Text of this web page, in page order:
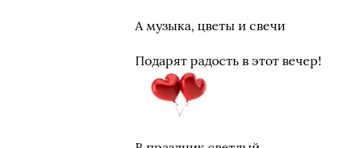
А музыка, цветы и свечи
Подарят радость в этот вечер!